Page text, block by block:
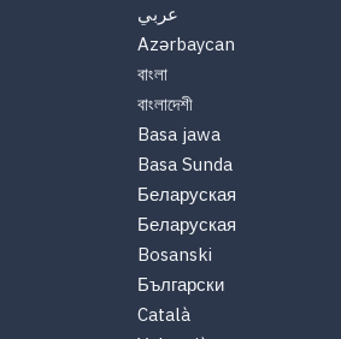
عربي
Azərbaycan
বাংলা
বাংলাদেশী
Basa jawa
Basa Sunda
Беларуская
Беларуская
Bosanski
Български
Català